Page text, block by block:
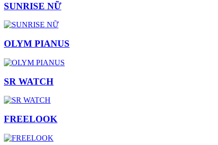
SUNRISE NỮ
OLYM PIANUS
SR WATCH
FREELOOK